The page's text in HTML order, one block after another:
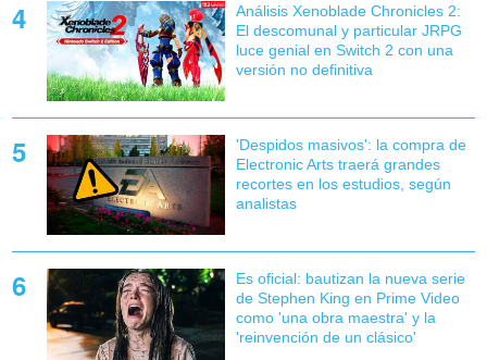
Análisis Xenoblade Chronicles 2:
El descomunal y particular JRPG
luce genial en Switch 2 con una
versión no definitiva
'Despidos masivos': la compra de
Electronic Arts traerá grandes
recortes en los estudios, según
analistas
Es oficial: bautizan la nueva serie
de Stephen King en Prime Video
como 'una obra maestra' y la
'reinvención de un clásico'